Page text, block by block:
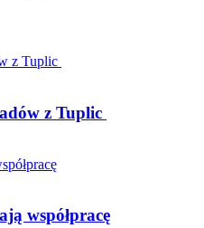
z Tuplic
współpracę